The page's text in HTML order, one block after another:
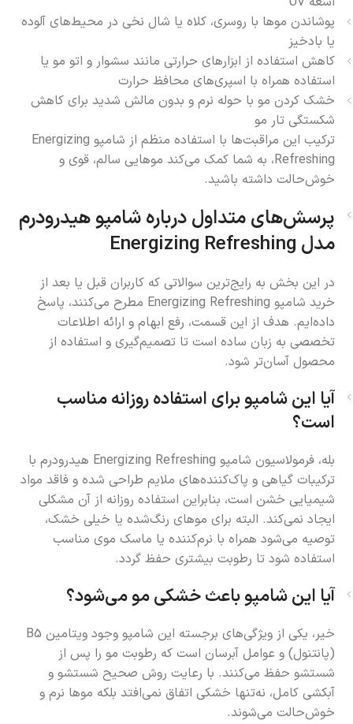
پوشاندن موها با روسری، کلاه یا شال نخی در محیط‌های آلوده
یا بادخیز
کاهش استفاده از ابزارهای حرارتی مانند سشوار و اتو مو یا
استفاده همراه با اسپری‌های محافظ حرارت
خشک کردن مو با حوله نرم و بدون مالش شدید برای کاهش
شکستگی تار مو
ترکیب این مراقبت‌ها با استفاده منظم از شامپو Energizing
Refreshing، به شما کمک می‌کند موهایی سالم، قوی و
خوش‌حالت داشته باشید.
پرسش‌های متداول درباره شامپو هیدرودرم
مدل Energizing Refreshing
در این بخش به رایج‌ترین سوالاتی که کاربران قبل یا بعد از
خرید شامپو Energizing Refreshing مطرح می‌کنند، پاسخ
داده‌ایم. هدف از این قسمت، رفع ابهام و ارائه اطلاعات
تخصصی به زبان ساده است تا تصمیم‌گیری و استفاده از
محصول آسان‌تر شود.
آیا این شامپو برای استفاده روزانه مناسب
است؟
بله، فرمولاسیون شامپو Energizing Refreshing هیدرودرم با
ترکیبات گیاهی و پاک‌کننده‌های ملایم طراحی شده و فاقد مواد
شیمیایی خشن است، بنابراین استفاده روزانه از آن مشکلی
ایجاد نمی‌کند. البته برای موهای رنگ‌شده یا خیلی خشک،
توصیه می‌شود همراه با نرم‌کننده یا ماسک موی مناسب
استفاده شود تا رطوبت بیشتری حفظ گردد.
آیا این شامپو باعث خشکی مو می‌شود؟
خیر، یکی از ویژگی‌های برجسته این شامپو وجود ویتامین B5
(پانتنول) و عوامل آبرسان است که رطوبت مو را پس از
شستشو حفظ می‌کنند. با رعایت روش صحیح شستشو و
آبکشی کامل، نه‌تنها خشکی اتفاق نمی‌افتد بلکه موها نرم و
خوش‌حالت می‌شوند.